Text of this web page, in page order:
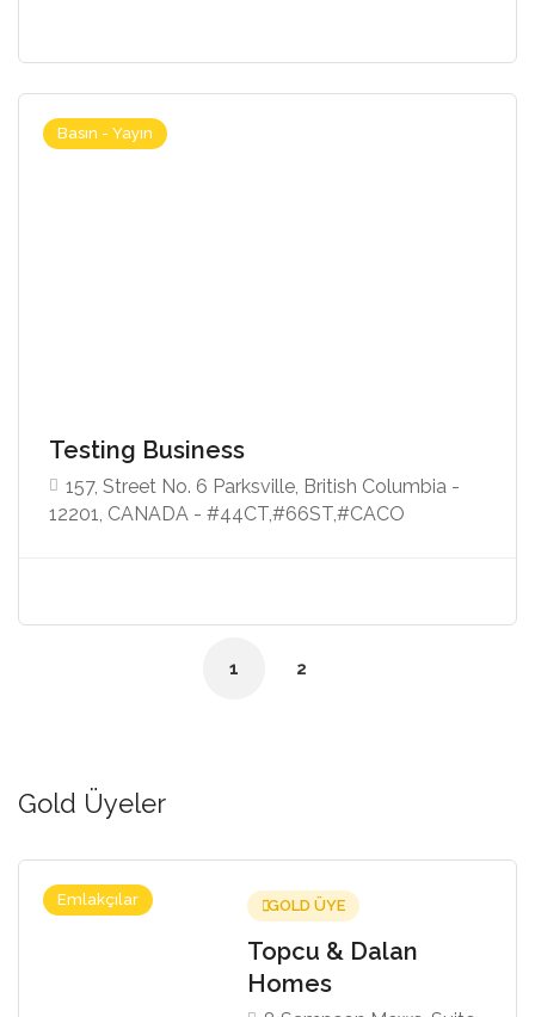
Basın - Yayın
Testing Business
157, Street No. 6 Parksville, British Columbia -
12201, CANADA - #44CT,#66ST,#CACO
1 2
Gold Üyeler
Emlakçılar GOLD ÜYE
Topcu & Dalan
Homes